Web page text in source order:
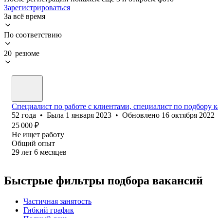
Зарегистрироваться
За всё время
По соответствию
20 резюме
Специалист по работе с клиентами, специалист по подбору
52 года • Была 1 января 2023 • Обновлено 16 октября 2022
25 000 ₽
Не ищет работу
Общий опыт
29 лет 6 месяцев
Быстрые фильтры подбора вакансий
Частичная занятость
Гибкий график